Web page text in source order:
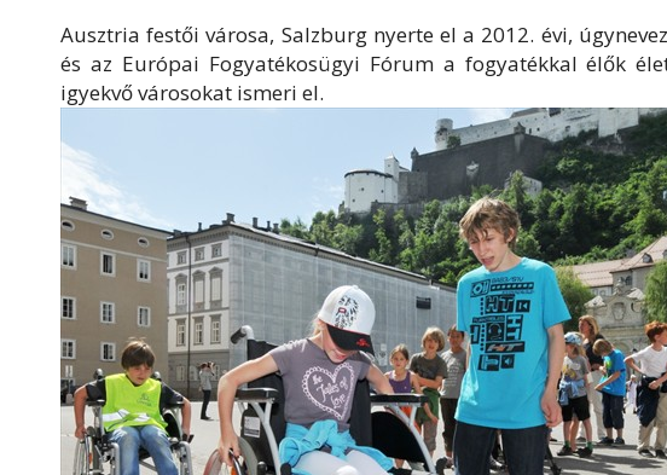
Ausztria festői városa, Salzburg nyerte el a 2012. évi,
és az Európai Fogyatékosügyi Fórum a fogyatékkal élők
igyekvő városokat ismeri el.